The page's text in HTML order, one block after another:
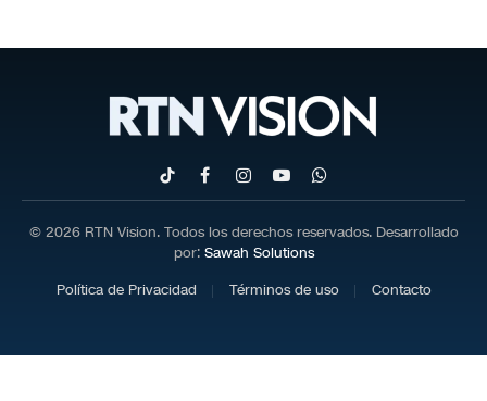
TikTokFacebookInstagram
YouTubeWhatsApp
© 2026 RTN Vision. Todos los derechos reservados. Desarrollado
por: Sawah Solutions
Política de Privacidad
Términos de uso Contacto